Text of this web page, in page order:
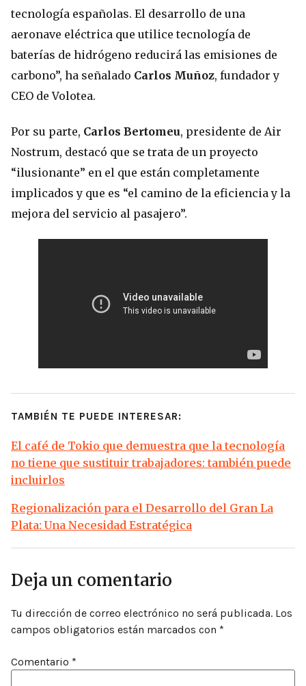
tecnología españolas. El desarrollo de una
aeronave eléctrica que utilice tecnología de
baterías de hidrógeno reducirá las emisiones de
carbono”, ha señalado Carlos Muñoz, fundador y
CEO de Volotea.
Por su parte, Carlos Bertomeu, presidente de Air
Nostrum, destacó que se trata de un proyecto
“ilusionante” en el que están completamente
implicados y que es “el camino de la eficiencia y la
mejora del servicio al pasajero”.
TAMBIÉN TE PUEDE INTERESAR:
El café de Tokio que demuestra que la tecnología
no tiene que sustituir trabajadores: también puede
incluirlos
Regionalización para el Desarrollo del Gran La
Plata: Una Necesidad Estratégica
Deja un comentario
Tu dirección de correo electrónico no será publicada. Los
campos obligatorios están marcados con *
Comentario *